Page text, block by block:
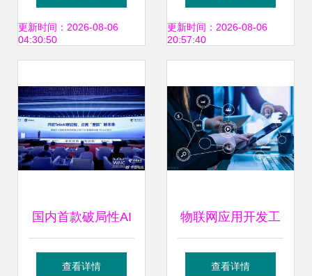
图
更新时间：2026-08-06
04:30:50
产业链布局
更新时间：2026-08-06
20:57:40
国内首款破局性AI
开发工具 中国电信
查看详情
物联网应用开发工
程师资格证书如何
查看详情